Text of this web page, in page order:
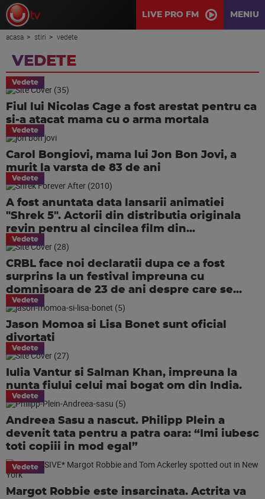
LIVE PRO FM MENIU
acasa stiri vedete
VEDETE
Vedete
Fiul lui Nicolas Cage a fost arestat pentru ca
si-a atacat mama cu o arma mortala
Vedete
Carol Bongiovi, mama lui Jon Bon Jovi, a
murit la varsta de 83 de ani
Vedete
A fost anuntata data lansarii animatiei
"Shrek 5". Actorii din distributia originala
revin pentru al cincilea film din...
Vedete
CRBL face noi declaratii dupa ce a fost
surprins la un festival impreuna cu
domnisoara de 23 de ani despre care se...
Vedete
Jason Momoa si Lisa Bonet sunt oficial
divortati
Vedete
Iulia Vantur si Salman Khan, impreuna la
nunta fiului celui mai bogat om din India.
Vedete
Andreea Sasu a nascut. Philipp Plein a
devenit tata pentru a patra oara: “Imi iubesc
toti copiii in mod egal”
Vedete
Margot Robbie este insarcinata. Actrita va